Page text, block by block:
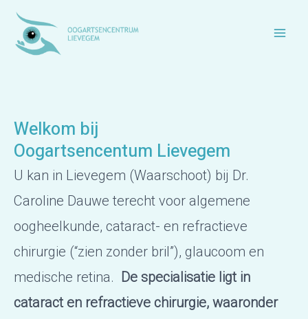
Welkom bij
Oogartsencentum Lievegem
U kan in Lievegem (Waarschoot) bij Dr.
Caroline Dauwe terecht voor algemene
oogheelkunde, cataract- en refractieve
chirurgie (“zien zonder bril”), glaucoom en
medische retina.
De specialisatie ligt in
cataract en refractieve chirurgie, waaronder